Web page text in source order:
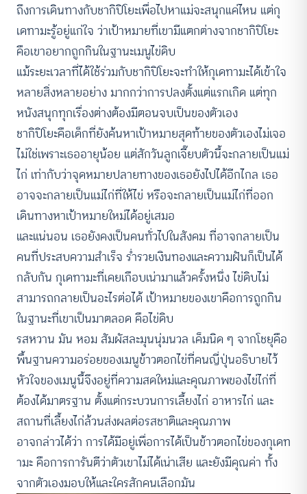
ถึงการเดินทางกับชากิปิโยะเพื่อไปหาแม่จะสนุกแค่ไหน แต่กุ
เดทามะรู้อยู่แก่ใจ ว่าเป้าหมายที่เขามีแตกต่างจากชากิปิโยะ
คือเขาอยากถูกกินในฐานะเมนูไข่ดิบ
แม้ระยะเวลาที่ได้ใช้ร่วมกับชากิปิโยะจะทำให้กุเดทามะได้เข้าใจ
หลายสิ่งหลายอย่าง มากกว่าการปลงตั้งแต่แรกเกิด แต่ทุก
หนังสนุกทุกเรื่องต่างต้องมีตอนจบเป็นของตัวเอง
ชากิปิโยะคือเด็กที่ยังค้นหาเป้าหมายสุดท้ายของตัวเองไม่เจอ
ไม่ใช่เพราะเธออายุน้อย แต่สักวันลูกเจี๊ยบตัวนี้จะกลายเป็นแม่
ไก่ เท่ากับว่าจุดหมายปลายทางของเธอยังไปได้อีกไกล เธอ
อาจจะกลายเป็นแม่ไก่ที่ให้ไข่ หรือจะกลายเป็นแม่ไก่ที่ออก
เดินทางหาเป้าหมายใหม่ได้อยู่เสมอ
และแน่นอน เธอยังคงเป็นคนทั่วไปในสังคม ที่อาจกลายเป็น
คนที่ประสบความสำเร็จ ร่ำรวยเงินทองและความฝันก็เป็นได้
กลับกัน กุเดทามะที่เคยเกือบเน่ามาแล้วครั้งหนึ่ง ไข่ดิบไม่
สามารถกลายเป็นอะไรต่อได้ เป้าหมายของเขาคือการถูกกิน
ในฐานะที่เขาเป็นมาตลอด คือไข่ดิบ
รสหวาน มัน หอม สัมผัสละมุนนุ่มนวล เค็มนิด ๆ จากโชยุคือ
พื้นฐานความอร่อยของเมนูข้าวตอกไข่ที่คนญี่ปุ่นอธิบายไว้
หัวใจของเมนูนี้จึงอยู่ที่ความสดใหม่และคุณภาพของไข่ไก่ที่
ต้องได้มาตรฐาน ตั้งแต่กระบวนการเลี้ยงไก่ อาหารไก่ และ
สถานที่เลี้ยงไก่ล้วนส่งผลต่อรสชาติและคุณภาพ
อาจกล่าวได้ว่า การได้มีอยู่เพื่อการได้เป็นข้าวตอกไข่ของกุเดท
ามะ คือการการันตีว่าตัวเขาไม่ได้เน่าเสีย และยังมีคุณค่า ทั้ง
จากตัวเองมอบให้และใครสักคนเลือกมัน